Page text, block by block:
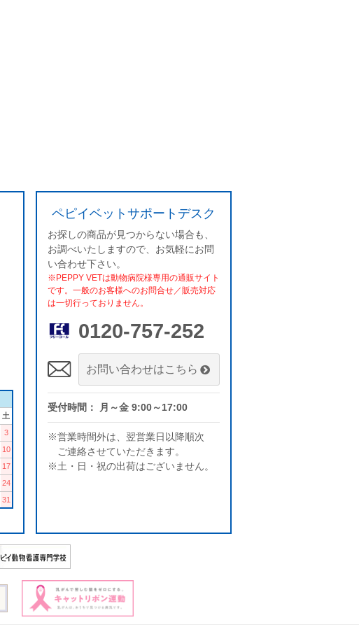
土
3
10
17
24
31
ペピイベットサポートデスク
お探しの商品が見つからない場合も、
お調べいたしますので、お気軽にお問
い合わせ下さい。
※PEPPY VETは動物病院様専用の通販サイト
です。一般のお客様へのお問合せ／販売対応
は一切行っておりません。
0120-757-252
お問い合わせはこちら
受付時間： 月～金 9:00～17:00
※営業時間外は、翌営業日以降順次
ご連絡させていただきます。
※土・日・祝の出荷はございません。